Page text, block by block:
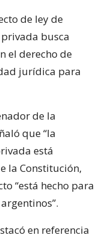
de ley de
busca
el derecho de
jurídica para
de la
que “la
está
la Constitución,
“está hecho para
en referencia